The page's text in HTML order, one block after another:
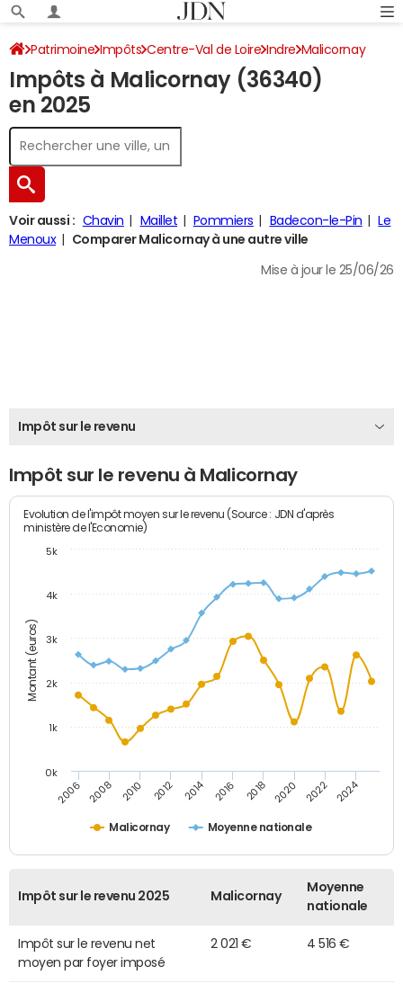
Patrimoine Impôts Centre-Val de Loire Indre Malicornay
Impôt sur le revenu
Impôts à Malicornay (36340)
en 2025
Voir aussi : Chavin Maillet Pommiers Badecon-le-Pin
Le
Menoux
Comparer Malicornay à une autre ville
Mise à jour le 25/06/26
Impôt sur le revenu
Impôt sur le revenu à Malicornay
Montant (euros)
Evolution de l'impôt moyen sur le revenu (Source : JDN d'après
ministère de l'Economie)
Malicornay Moyenne nationale
2006 2008 2010 2012 2014 2016 2018 2020 2022 2024
0k
1k
2k
3k
4k
5k
Impôt sur le revenu 2025 Malicornay
Moyenne
nationale
Impôt sur le revenu net
moyen par foyer imposé
2 021 € 4 516 €